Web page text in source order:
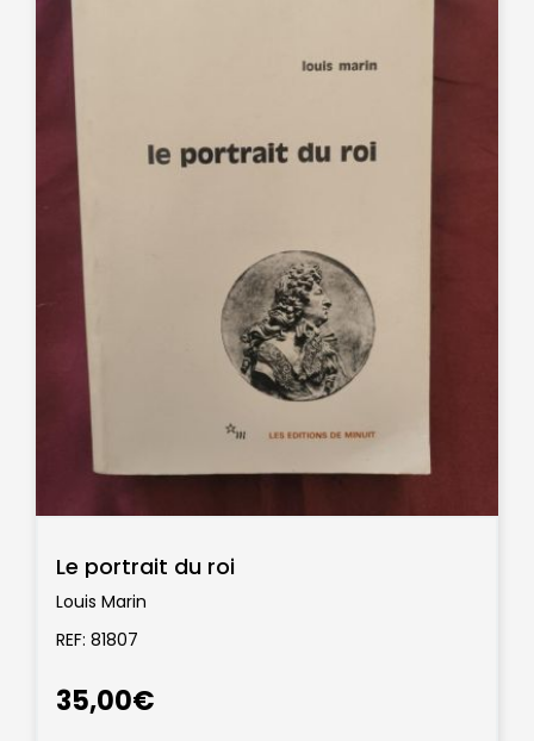
Le portrait du roi
Louis Marin
REF: 81807
35,00€